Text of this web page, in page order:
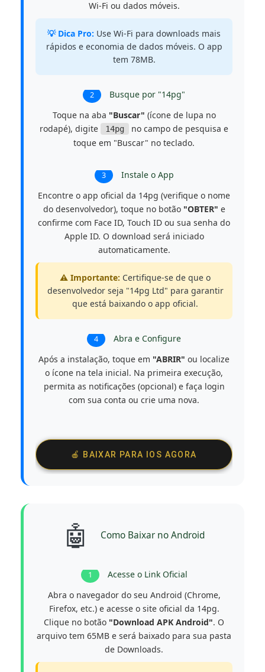
Wi-Fi ou dados móveis.
💡 Dica Pro: Use Wi-Fi para downloads mais
rápidos e economia de dados móveis. O app
tem 78MB.
2
Busque por "14pg"
Toque na aba "Buscar" (ícone de lupa no
rodapé), digite
14pg
no campo de pesquisa e
toque em "Buscar" no teclado.
3
Instale o App
Encontre o app oficial da 14pg (verifique o nome
do desenvolvedor), toque no botão "OBTER" e
confirme com Face ID, Touch ID ou sua senha do
Apple ID. O download será iniciado
automaticamente.
⚠️ Importante: Certifique-se de que o
desenvolvedor seja "14pg Ltd" para garantir
que está baixando o app oficial.
4
Abra e Configure
Após a instalação, toque em "ABRIR" ou localize
o ícone na tela inicial. Na primeira execução,
permita as notificações (opcional) e faça login
com sua conta ou crie uma nova.
🍎 BAIXAR PARA IOS AGORA
🤖 Como Baixar no Android
1
Acesse o Link Oficial
Abra o navegador do seu Android (Chrome,
Firefox, etc.) e acesse o site oficial da 14pg.
Clique no botão "Download APK Android". O
arquivo tem 65MB e será baixado para sua pasta
de Downloads.